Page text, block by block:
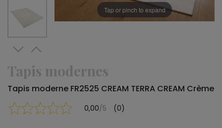
Tap or pinch to expand
Tapis modernes
Tapis moderne FR2525 CREAM TERRA CREAM Crème
0,00/5 (0)